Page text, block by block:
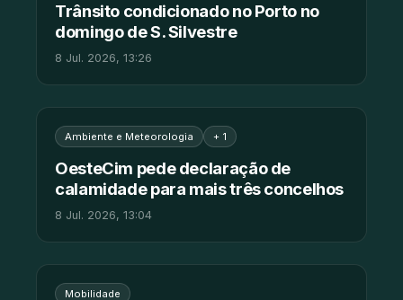
Trânsito condicionado no Porto no
domingo de S. Silvestre
8 Jul. 2026, 13:26
Ambiente e Meteorologia + 1
OesteCim pede declaração de
calamidade para mais três concelhos
8 Jul. 2026, 13:04
Mobilidade